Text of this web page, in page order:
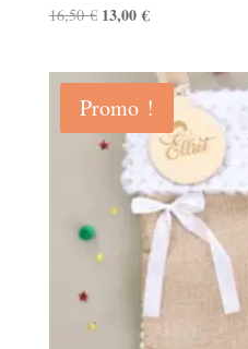
16,50€ Le
était :
16,50 €.
13,00€Le
est :
13,00 €.
Promo !